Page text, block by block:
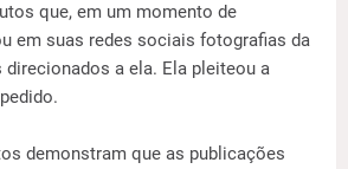
que, em um momento de
em suas redes sociais fotografias da
a ela. Ela pleiteou a
demonstram que as publicações